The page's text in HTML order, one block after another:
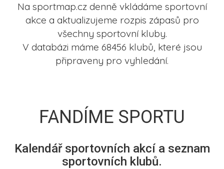
Na sportmap.cz denně vkládáme sportovní
akce a aktualizujeme rozpis zápasů pro
všechny sportovní kluby.
V databázi máme 68456 klubů, které jsou
připraveny pro vyhledání.
FANDÍME SPORTU
Kalendář sportovních akcí a seznam
sportovních klubů.